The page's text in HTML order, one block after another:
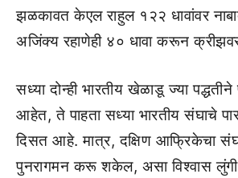
झळकावत केएल राहुल १२२ धावांवर
अजिंक्य रहाणेही ४० धावा करून क्रीझवर
सध्या दोन्ही भारतीय खेळाडू ज्या
आहेत, ते पाहता सध्या भारतीय संघाचे
दिसत आहे. मात्र, दक्षिण आफ्रिकेचा संघ
पुनरागमन करू शकेल, असा विश्वास